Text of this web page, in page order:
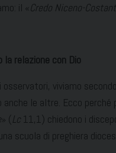
il « Credo Niceno-
relazione con Dio
osservatori, viviamo
anche le altre. Ecco perché
» ( Lc 11,1) chiedono i
scuola di preghiera